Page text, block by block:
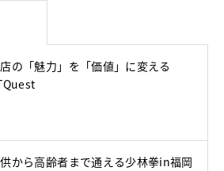
の「魅力」を「価値」に変える
から高齢者まで通える少林拳in福岡